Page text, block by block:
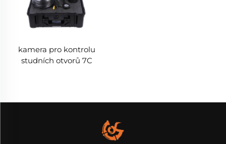
kamera pro kontrolu
studních otvorů 7C